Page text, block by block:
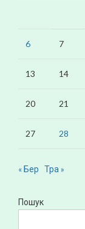
6 7
13 14
20 21
27 28
« Бер Тра »
Пошук